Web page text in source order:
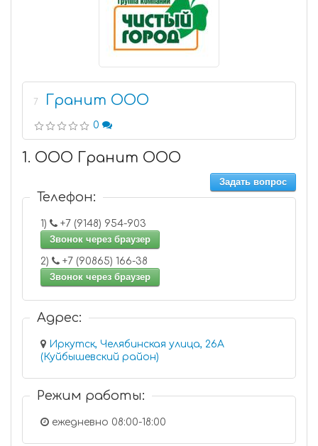
7 Гранит ООО
0
1. ООО Гранит ООО
Задать вопрос
Телефон:
1)
+7 (9148) 954-903
Звонок через браузер
2)
+7 (90865) 166-38
Звонок через браузер
Адрес:
Иркутск, Челябинская улица, 26А
(Куйбышевский район)
Режим работы:
ежедневно 08:00-18:00